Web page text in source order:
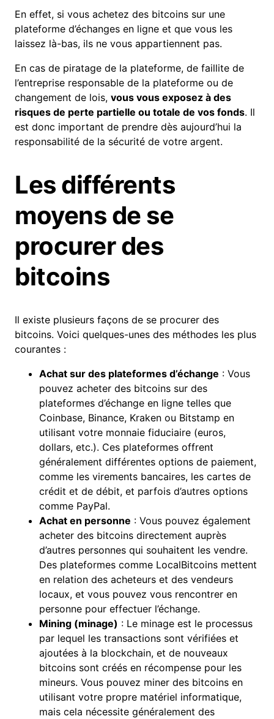
En effet, si vous achetez des bitcoins sur une
plateforme d’échanges en ligne et que vous les
laissez là-bas, ils ne vous appartiennent pas.
En cas de piratage de la plateforme, de faillite de
l’entreprise responsable de la plateforme ou de
changement de lois, vous vous exposez à des
risques de perte partielle ou totale de vos fonds. Il
est donc important de prendre dès aujourd’hui la
responsabilité de la sécurité de votre argent.
Les différents
moyens de se
procurer des
bitcoins
Il existe plusieurs façons de se procurer des
bitcoins. Voici quelques-unes des méthodes les plus
courantes :
Achat sur des plateformes d’échange : Vous
pouvez acheter des bitcoins sur des
plateformes d’échange en ligne telles que
Coinbase, Binance, Kraken ou Bitstamp en
utilisant votre monnaie fiduciaire (euros,
dollars, etc.). Ces plateformes offrent
généralement différentes options de paiement,
comme les virements bancaires, les cartes de
crédit et de débit, et parfois d’autres options
comme PayPal.
Achat en personne : Vous pouvez également
acheter des bitcoins directement auprès
d’autres personnes qui souhaitent les vendre.
Des plateformes comme LocalBitcoins mettent
en relation des acheteurs et des vendeurs
locaux, et vous pouvez vous rencontrer en
personne pour effectuer l’échange.
Mining (minage) : Le minage est le processus
par lequel les transactions sont vérifiées et
ajoutées à la blockchain, et de nouveaux
bitcoins sont créés en récompense pour les
mineurs. Vous pouvez miner des bitcoins en
utilisant votre propre matériel informatique,
mais cela nécessite généralement des